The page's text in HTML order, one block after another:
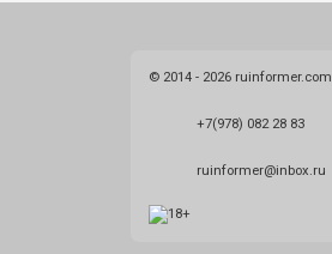
© 2014 - 2026 ruinformer.com
+7(978) 082 28 83
ruinformer@inbox.ru